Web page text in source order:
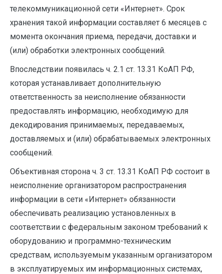
телекоммуникационной сети «Интернет». Срок
хранения такой информации составляет 6 месяцев с
момента окончания приема, передачи, доставки и
(или) обработки электронных сообщений.
Впоследствии появилась ч. 2.1 ст. 13.31 КоАП РФ,
которая устанавливает дополнительную
ответственность за неисполнение обязанности
предоставлять информацию, необходимую для
декодирования принимаемых, передаваемых,
доставляемых и (или) обрабатываемых электронных
сообщений.
Объективная сторона ч. 3 ст. 13.31 КоАП РФ состоит в
неисполнение организатором распространения
информации в сети «Интернет» обязанности
обеспечивать реализацию установленных в
соответствии с федеральным законом требований к
оборудованию и программно-техническим
средствам, используемым указанным организатором
в эксплуатируемых им информационных системах,